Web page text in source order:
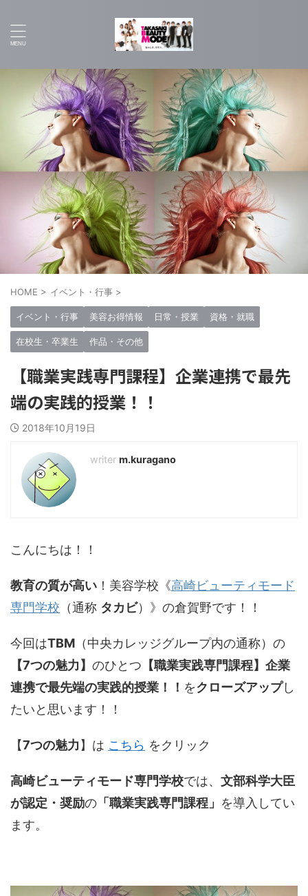
HOME > イベント・行事 >
イベント・行事 美容お得情報 日常・授業 資格・就職
在校生・卒業生 作品・その他
【職業実践専門課程】企業連携で最先
端の実践的授業！！
2018年10月19日
m.kuragano
こんにちは！！
教育の質が高い ！美容学校《高崎ビューティモード
専門学校 （通称 タカビ）》の倉賀野です！！
今回はTBM （中央カレッジグループ内の通称）の
【7つの魅力】 のひとつ 【職業実践専門課程】企業
連携で最先端の実践的授業！！ をクローズアップし
たいと思います！！
【7つの魅力】は こちら をクリック
高崎ビューティモード専門学校では、 文部科学大臣
が認定・奨励の 「職業実践専門課程」 を導入してい
ます。